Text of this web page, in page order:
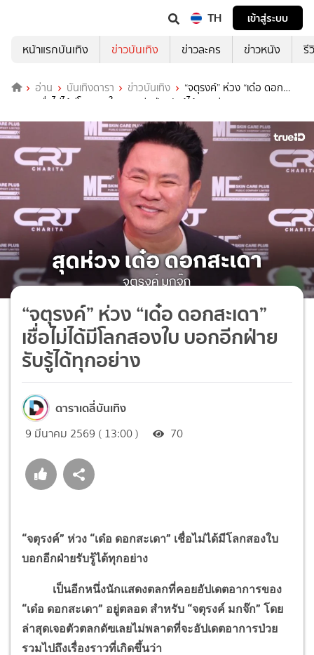
TH
เข้าสู่ระบบ
หน้าแรกบันเทิง
ข่าวบันเทิง ข่าวละคร ข่าวหนัง รี
อ่าน บันเทิงดารา ข่าวบันเทิง
“จตุรงค์” ห่วง “เด๋อ ดอก
สะเดา” เชื่อไม่ได้มีโลกสองใบ บอกอีกฝ่ายรับรู้ได้ทุกอย่าง
“จตุรงค์” ห่วง “เด๋อ ดอกสะเดา”
เชื่อไม่ได้มีโลกสองใบ บอกอีกฝ่าย
รับรู้ได้ทุกอย่าง
ดาราเดลี่บันเทิง
9 มีนาคม 2569 ( 13:00 ) 70
“จตุรงค์” ห่วง “เด๋อ ดอกสะเดา” เชื่อไม่ได้มีโลกสองใบ
บอกอีกฝ่ายรับรู้ได้ทุกอย่าง
เป็นอีกหนึ่งนักแสดงตลกที่คอยอัปเดตอาการของ
“เด๋อ ดอกสะเดา” อยู่ตลอด สำหรับ “จตุรงค์ มกจ๊ก” โดย
ล่าสุดเจอตัวตลกดัฃเลยไม่พลาดที่จะอัปเดตอาการป่วย
รวมไปถึงเรื่องราวที่เกิดขึ้นว่า